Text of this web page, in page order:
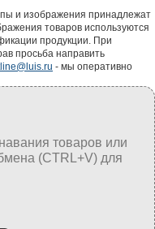
и изображения принадлежат
товаров используются
продукции. При
просьба направить
- мы оперативно